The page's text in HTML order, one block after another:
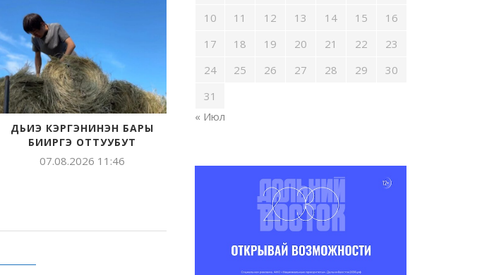
БАРЫ
ОТТУУБУТ
11:46
05.08.2026 15:24
10
11 12 13 14 15
16
17
18 19 20 21 22
23
24
25 26 27 28 29
30
31
« Июл